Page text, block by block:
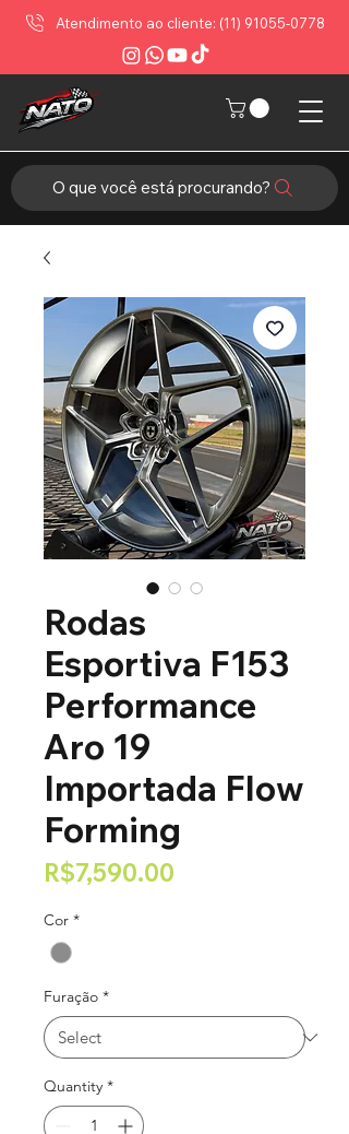
O que você está procurando?
Atendimento ao cliente: (11) 91055-0778
Rodas
Esportiva F153
Performance
Aro 19
Importada Flow
Forming
R$7,590.00
Cor *
Furação *
Quantity *